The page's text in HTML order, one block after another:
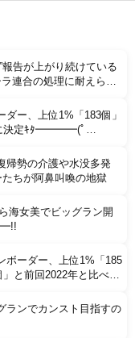
に発表される
報告が上がり続けている
連合の処理に耐えられ
ダー、上位1%「183個」
決定ｷﾀ━━━━(ﾟ
帰勢の介護や水没多発
ちが阿鼻叫喚の地獄
海女美でビッグラン開
ボーダー、上位1%「185
と前回2022年と比べて
ランでカンスト目指すの